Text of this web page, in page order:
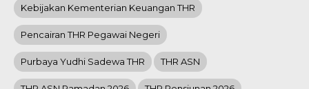
Kebijakan Kementerian Keuangan THR
Pencairan THR Pegawai Negeri
Purbaya Yudhi Sadewa THR THR ASN